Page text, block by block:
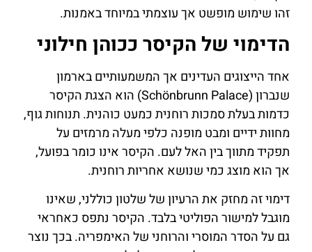
זהו שימוש מופשט אך עוצמתי במיוחד באמנות.
הדימוי של הקיסר ככוהן חילוני
אחד הייצוגים העדינים אך המשמעותיים בארמון
שנברון (Schönbrunn Palace) הוא הצגת הקיסר
כדמות בעלת סמכות רוחנית כמעט כוהנית. תנוחות גוף,
מחוות ידיים ומבט מופנה כלפי מעלה מרמזים על
תפקיד מתווך בין האל לעם. הקיסר אינו כומר בפועל,
אך הוא מוצג כמי שנושא אחריות רוחנית.
דימוי זה מחזק את הרעיון של שלטון כוללני, שאינו
מוגבל למישור הפוליטי בלבד. הקיסר נתפס כאחראי
גם על הסדר המוסרי והרוחני של האימפריה. בכך נוצר